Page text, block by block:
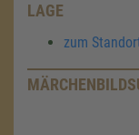
LAGE
zum